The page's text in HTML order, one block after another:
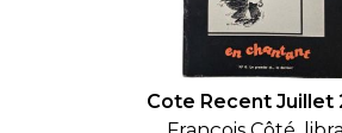
Cote Recent Juillet